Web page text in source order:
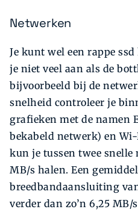
Netwerken
Je kunt wel een rappe
je niet veel aan als de
bijvoorbeeld bij de
snelheid controleer je
grafieken met de namen
bekabeld netwerk) en
kun je tussen twee snelle
MB/s halen. Een
breedbandaansluiting
verder dan zo’n 6,25 MB/